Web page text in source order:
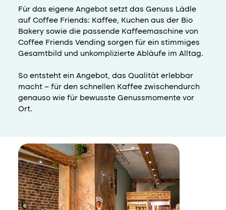
Für das eigene Angebot setzt das Genuss Lädle
auf Coffee Friends: Kaffee, Kuchen aus der Bio
Bakery sowie die passende Kaffeemaschine von
Coffee Friends Vending sorgen für ein stimmiges
Gesamtbild und unkomplizierte Abläufe im Alltag.
So entsteht ein Angebot, das Qualität erlebbar
macht – für den schnellen Kaffee zwischendurch
genauso wie für bewusste Genussmomente vor
Ort.